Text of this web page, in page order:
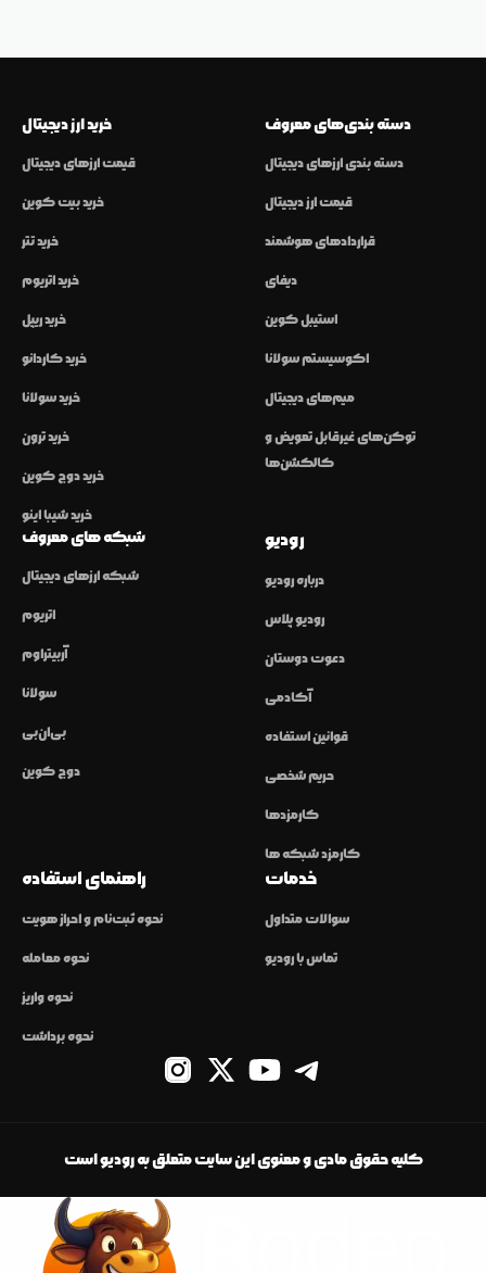
خرید ارز دیجیتال
قیمت ارزهای دیجیتال
خرید بیت کوین
خرید تتر
خرید اتریوم
خرید ریپل
خرید کاردانو
خرید سولانا
خرید ترون
خرید دوج کوین
خرید شیبا اینو
دسته بندی‌های معروف
دسته بندی ارزهای دیجیتال
قیمت ارز دیجیتال
قراردادهای هوشمند
دیفای
استیبل کوین
اکوسیستم سولانا
میم‌های دیجیتال
توکن‌های غیرقابل تعویض و
کالکشن‌ها
شبکه های معروف
شبکه ارزهای دیجیتال
اتریوم
آربیتراوم
سولانا
بی‌ان‌بی
دوج کوین
رودیو
درباره رودیو
رودیو پلاس
دعوت دوستان
آکادمی
قوانین استفاده
حریم شخصی
کارمزدها
کارمزد شبکه ها
راهنمای استفاده
نحوه ثبت‌نام و احراز هویت
نحوه معامله
نحوه واریز
نحوه برداشت
خدمات
سوالات متداول
تماس با رودیو
کلیه حقوق مادی و معنوی این سایت متعلق به رودیو است